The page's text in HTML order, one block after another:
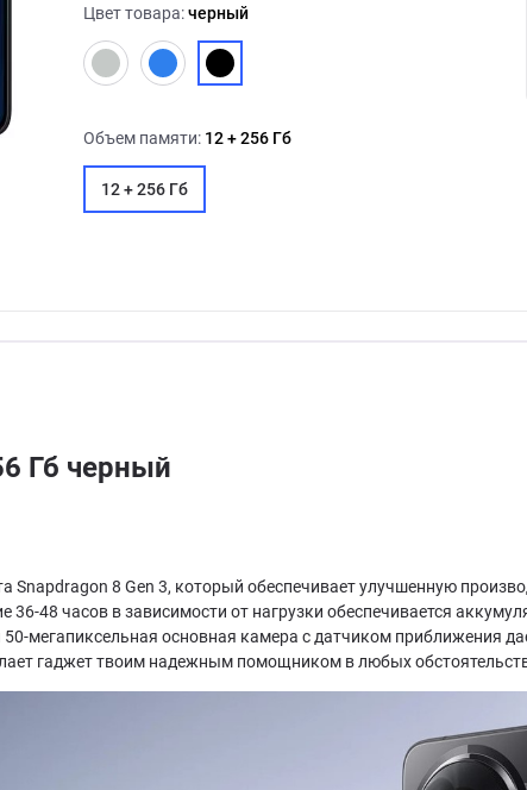
Цвет товара:черный
Объем памяти: 12 + 256 Гб
12 + 256 Гб
Гб черный
Snapdragon 8 Gen 3, который обеспечивает улучшенную
48 часов в зависимости от нагрузки обеспечивается
мегапиксельная основная камера с датчиком приближения
гаджет твоим надежным помощником в любых